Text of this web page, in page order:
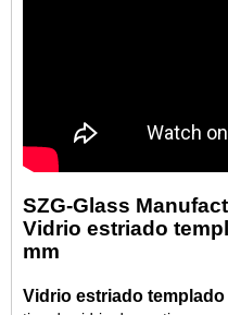
SZG-Glass
Vidrio estriado
mm
Vidrio estriado